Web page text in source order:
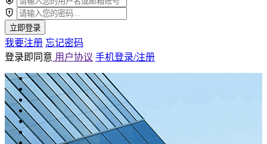
立即登录
我要注册 忘记密码
登录即同意 用户协议 手机登录/注册